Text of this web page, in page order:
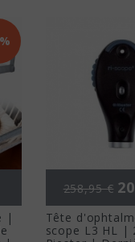
|
Prix de base
258,95 €
Tête
scope L3 HL |